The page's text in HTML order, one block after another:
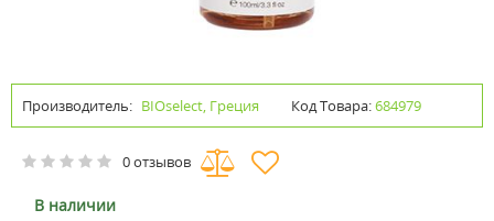
Производитель: BIOselect, Греция Код Товара:684979
0 отзывов
В наличии